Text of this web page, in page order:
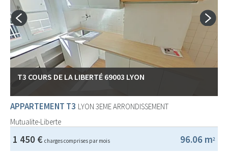
T3 COURS DE LA LIBERTÉ 69003 LYON
APPARTEMENT T3 LYON 3EME ARRONDISSEMENT
Mutualite-Liberte
96.06 m2
1 450 € charges comprises par mois